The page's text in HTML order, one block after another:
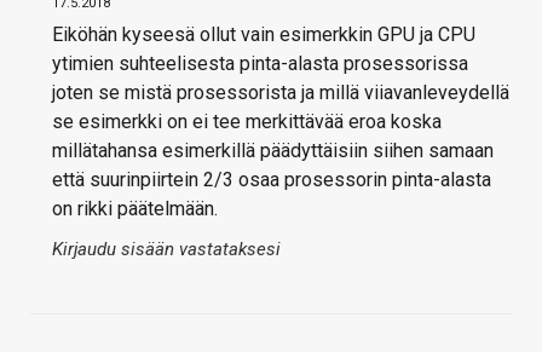
Eiköhän kyseesä ollut vain esimerkkin GPU ja CPU
ytimien suhteelisesta pinta-alasta prosessorissa
joten se mistä prosessorista ja millä viiavanleveydellä
se esimerkki on ei tee merkittävää eroa koska
millätahansa esimerkillä päädyttäisiin siihen samaan
että suurinpiirtein 2/3 osaa prosessorin pinta-alasta
on rikki päätelmään.
Kirjaudu sisään vastataksesi